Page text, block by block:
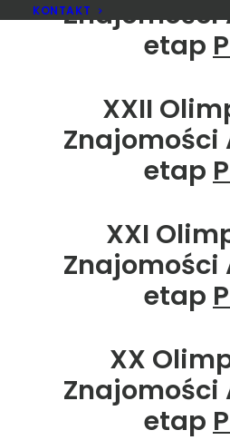
KONTAKTZnajomości
etap
XXII
Znajomości
etap
XXI
Znajomości
etap
XX
Znajomości
etap